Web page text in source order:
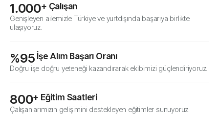
Genişleyen ailemizle Türkiye ve yurtdışında başarıya birlikte
ulaşıyoruz.
1.000+ Çalışan
Doğru işe doğru yeteneği kazandırarak ekibimizi güçlendiriyoruz.
%95 İşe Alım Başarı Oranı
Çalışanlarımızın gelişimini destekleyen eğitimler sunuyoruz.
800+ Eğitim Saatleri